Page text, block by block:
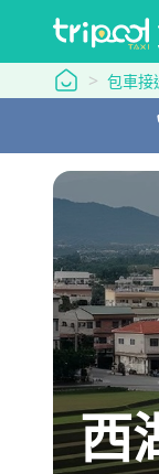
tripool 旅步
包車接
西